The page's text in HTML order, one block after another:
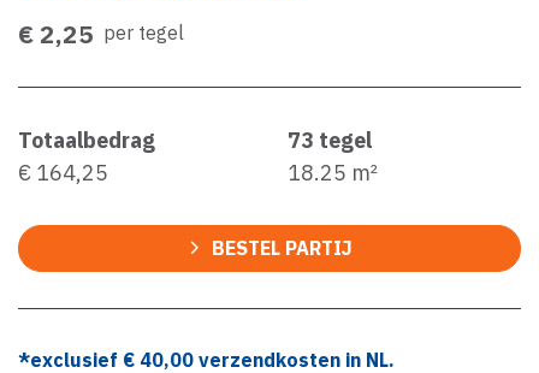
€ 2,25 per tegel
Totaalbedrag
€ 164,25
73 tegel
18.25 m²
BESTEL PARTIJ
*exclusief € 40,00 verzendkosten in NL.